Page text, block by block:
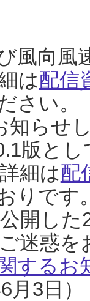
風向風
は配信
さい。
知らせ
版と
細は配
りです
開し
迷惑
するお
3日）